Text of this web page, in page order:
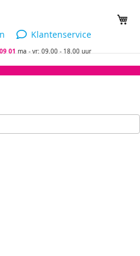
Klantenservice
01ma - vr: 09.00 - 18.00 uur